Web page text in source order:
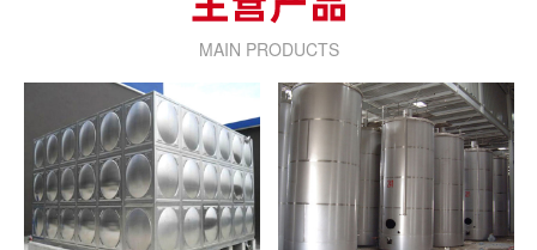
MAIN PRODUCTS